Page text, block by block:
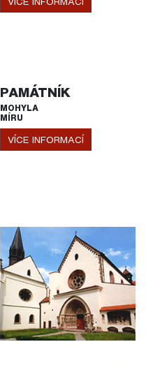
PAMÁTNÍK
MOHYLA
MÍRU
VÍCE INFORMACÍ